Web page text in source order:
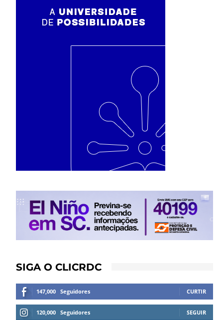
SIGA O CLICRDC
147,000 Seguidores CURTIR
120,000 Seguidores SEGUIR